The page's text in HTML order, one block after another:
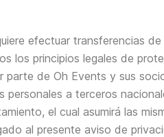
efectuar transferencias
los principios legales de
de Oh Events y sus
a terceros
el cual asumirá las
al presente aviso de